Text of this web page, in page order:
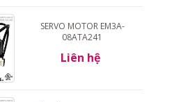
SERVO MOTOR EM3A-
08ATA241
Liên hệ